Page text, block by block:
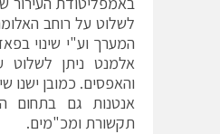
לשלוט על רוחב
המערך וע"י שינוי
אלמנט ניתן לשלוט
והאפסים. כמובן ישנו
אנטנות גם בתחום
תקשורת ומכ"מים.